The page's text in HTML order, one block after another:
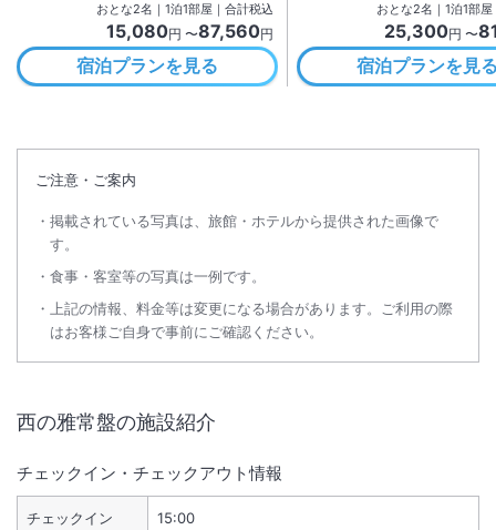
おとな2名 ｜ 1泊1部屋｜合計税込
15,080円 〜87,560円
宿泊プランを見る
おとな2名 ｜ 1泊1部屋
25,300円 〜
宿泊プランを見
ご注意・ご案内
掲載されている写真は、旅館・ホテルから提供された画像で
す。
食事・客室等の写真は一例です。
上記の情報、料金等は変更になる場合があります。ご利用の際
はお客様ご自身で事前にご確認ください。
西の雅常盤の施設紹介
チェックイン・チェックアウト情報
チェックイン 15:00